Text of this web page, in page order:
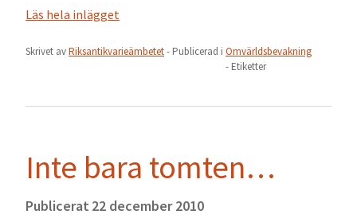
Läs hela inlägget
Skrivet avRiksantikvarieämbetet- Publicerad i Omvärldsbevakning
- Etiketter
Inte bara tomten…
Publicerat 22 december 2010